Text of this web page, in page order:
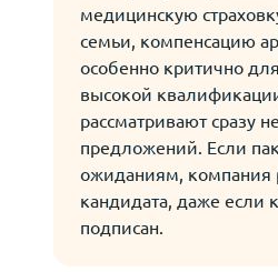
медицинскую
семьи, компенсацию
особенно критично
высокой
рассматривают сразу
предложений. Если
ожиданиям, компания
кандидата, даже если
подписан.